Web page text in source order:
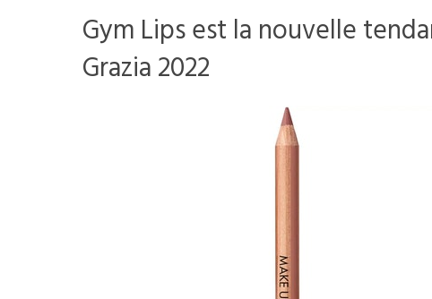
Gym Lips est la nouvelle
Grazia 2022